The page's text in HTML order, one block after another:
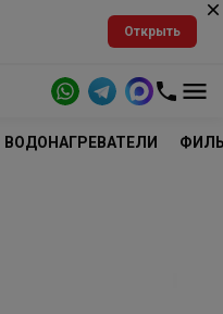
Открыть
ВОДОНАГРЕВАТЕЛИ